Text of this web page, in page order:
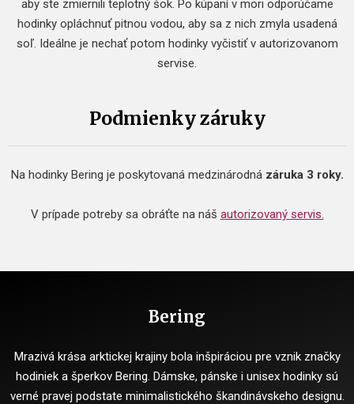
aby ste zmiernili teplotný šok. Po kúpaní v mori odporúčame
hodinky opláchnuť pitnou vodou, aby sa z nich zmyla usadená
soľ. Ideálne je nechať potom hodinky vyčistiť v autorizovanom
servise.
Podmienky záruky
Na hodinky Bering je poskytovaná medzinárodnázáruka 3 roky.
V prípade potreby sa obráťte na náš autorizovaný servis.
Bering
Mrazivá krása arktickej krajiny bola inšpiráciou pre vznik značky
hodiniek a šperkov Bering. Dámske, pánske i unisex hodinky sú
verné pravej podstate minimalistického škandinávskeho designu.